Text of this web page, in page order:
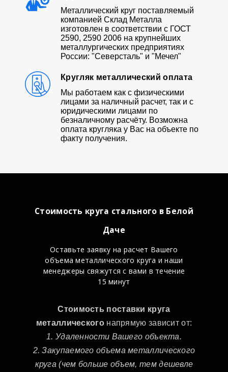
Металлический круг поставляемый
компанией Склад Металла
изготовлен в соответствии с ГОСТ
2590, 2590 2006 на крупнейших
металлургических предприятиях
России: "Северсталь" и "Мечел"
Кругляк металлический оплата
Мы работаем как с физическими
лицами за наличный расчет, так и с
юридическими лицами по
безналичному расчёту. Возможна
оплата кругляка у Вас на объекте по
факту получения.
Стоимость круга стального в Белой
Даче
Оставьте заявку на расчет Вашего
объема металлического круга и наши
менеджеры свяжутся с вами в течение
15 минут
Стоимость поставки круга
металлического напрямую зависит от:
1. Удаленности Вашего объекта.
2. Закупаемого объема металлического
круга (чем больше объем, тем дешевле